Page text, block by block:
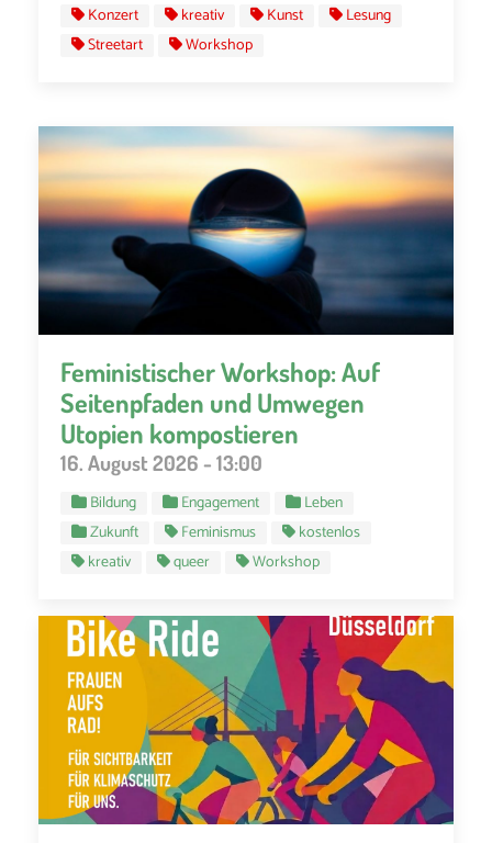
Konzert
kreativ Kunst
Lesung
Streetart
Workshop
Feministischer Workshop: Auf
Seitenpfaden und Umwegen
Utopien kompostieren
16. August 2026 - 13:00
Bildung Engagement
Leben
Zukunft
Feminismus
kostenlos
kreativ
queer Workshop